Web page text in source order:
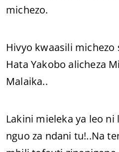
michezo.
Hivyo kwaasili michezo
Hata Yakobo alicheza
Malaika..
Lakini mieleka ya leo
nguo za ndani tu!..Na